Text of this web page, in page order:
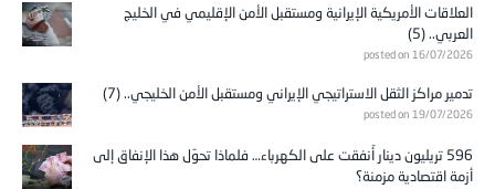
العلاقات الأمريكية الإيرانية ومستقبل الأمن الإقليمي في الخليج
العربي.. (5)
posted on 16/07/2026
تدمير مراكز الثقل الاستراتيجي الإيراني ومستقبل الأمن الخليجي.. (7)
posted on 19/07/2026
596 تريليون دينار أُنفقت على الكهرباء… فلماذا تحوّل هذا الإنفاق إلى
أزمة اقتصادية مزمنة؟